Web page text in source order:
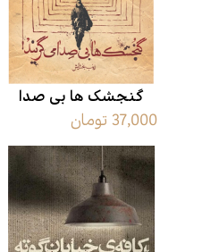
گنجشک ها بی صدا
می‌گریند 37,000 تومان